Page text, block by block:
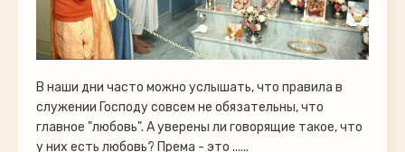
В наши дни часто можно услышать, что правила в
служении Господу совсем не обязательны, что
главное "любовь". А уверены ли говорящие такое, что
у них есть любовь? Према - это ......